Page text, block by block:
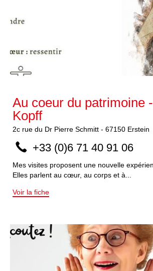
Au coeur du patrimoine
Kopff
2c rue du Dr Pierre Schmitt - 67150 Erstein
+33 (0)6 71 40 91 06
Mes visites proposent une nouvelle
Elles parlent au cœur, au corps et à...
Voir la fiche